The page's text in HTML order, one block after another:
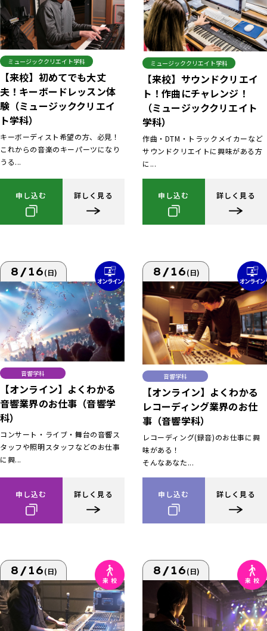
ミュージッククリエイト学科
【来校】初めてでも大丈
夫！キーボードレッスン体
験（ミュージッククリエイ
ト学科）
キーボーディスト希望の方、必見！
これからの音楽のキーパーツになり
うる...
申し込む 詳しく見る
ミュージッククリエイト学科
【来校】サウンドクリエイ
ト！作曲にチャレンジ！
（ミュージッククリエイト
学科）
作曲・DTM・トラックメイカーなど
サウンドクリエイトに興味がある方
に...
申し込む 詳しく見る
8/16(日)
音響学科
【オンライン】よくわかる
音響業界のお仕事（音響学
科）
コンサート・ライブ・舞台の音響ス
タッフや照明スタッフなどのお仕事
に興...
申し込む 詳しく見る
8/16(日)
音響学科
【オンライン】よくわかる
レコーディング業界のお仕
事（音響学科）
レコーディング(録音)のお仕事に興
味がある！
そんなあなた...
申し込む 詳しく見る
8/16(日) 8/16(日)